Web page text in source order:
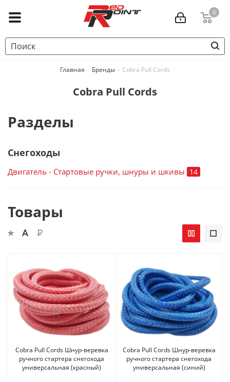
0
Главная - Бренды - Cobra Pull Cords
Cobra Pull Cords
Разделы
Снегоходы
Двигатель - Стартовые ручки, шнуры и шкивы 14
Товары
Cobra Pull Cords Шнур-веревка
ручного стартера снегохода
универсальная (красный)
Cobra Pull Cords Шнур-веревка
ручного стартера снегохода
универсальная (синий)